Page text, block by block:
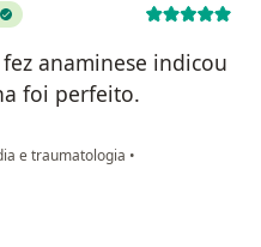
anaminese indicou
foi perfeito.
e traumatologia •